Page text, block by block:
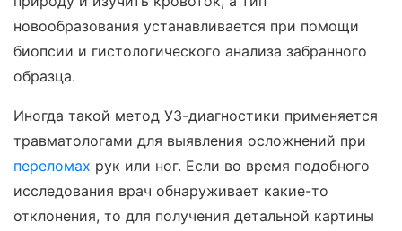
новообразования устанавливается при помощи
биопсии и гистологического анализа забранного
образца.
Иногда такой метод УЗ-диагностики применяется
травматологами для выявления осложнений при
переломах рук или ног. Если во время подобного
исследования врач обнаруживает какие-то
отклонения, то для получения детальной картины